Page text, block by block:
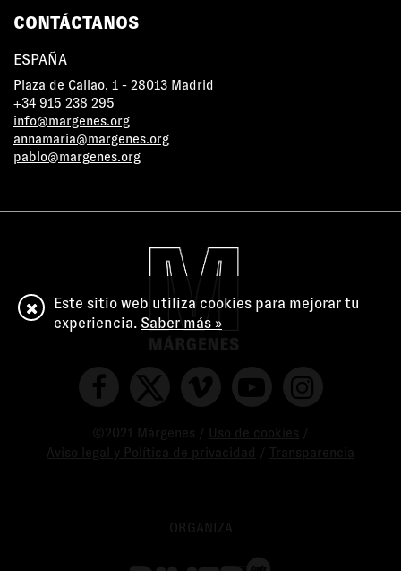
CONTÁCTANOS
ESPAÑA
Plaza de Callao, 1 - 28013 Madrid
+34 915 238 295
info@margenes.org
annamaria@margenes.org
pablo@margenes.org
©2021 Márgenes / Uso de cookies
Aviso legal y Política de privacidad
Transparencia
ORGANIZA
Este sitio web utiliza cookies para mejorar tu
experiencia. Saber más »